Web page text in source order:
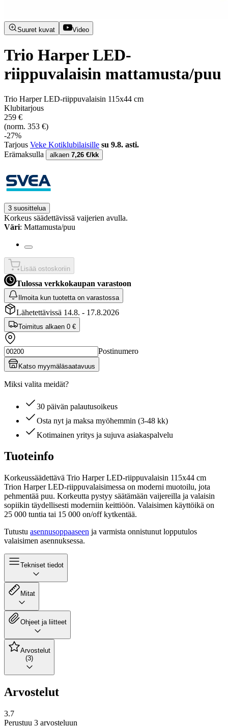
Suuret kuvat Video
Trio Harper LED-
riippuvalaisin mattamusta/puu
Trio Harper LED-riippuvalaisin 115x44 cm
Klubitarjous
259 €
(norm. 353 €)
-27%
Tarjous Veke Kotiklubilaisille su 9.8. asti.
Erämaksulla
alkaen 7,26 €/kk
3 suosittelua
Korkeus säädettävissä vaijerien avulla.
Väri: Mattamusta/puu
Lisää ostoskoriin
Tulossa verkkokaupan varastoon
Ilmoita kun tuotetta on varastossa
Lähetettävissä 14.8. - 17.8.2026
Toimitus alkaen 0 €
Postinumero
Katso myymäläsaatavuus
Miksi valita meidät?
30 päivän palautusoikeus
Osta nyt ja maksa myöhemmin (3-48 kk)
Kotimainen yritys ja sujuva asiakaspalvelu
Tuoteinfo
Korkeussäädettävä Trio Harper LED-riippuvalaisin 115x44 cm
Trion Harper LED-riippuvalaisimessa on moderni muotoilu, jota
pehmentää puu. Korkeutta pystyy säätämään vaijereilla ja valaisin
sopiikin täydellisesti moderniin keittiöön. Valaisimen käyttöikä on
25 000 tuntia tai 15 000 on/off kytkentää.
Tutustu asennusoppaaseen ja varmista onnistunut lopputulos
valaisimen asennuksessa.
Tekniset tiedot
Mitat
Ohjeet ja liitteet
Arvostelut
(3)
Arvostelut
3.7
Perustuu 3 arvosteluun